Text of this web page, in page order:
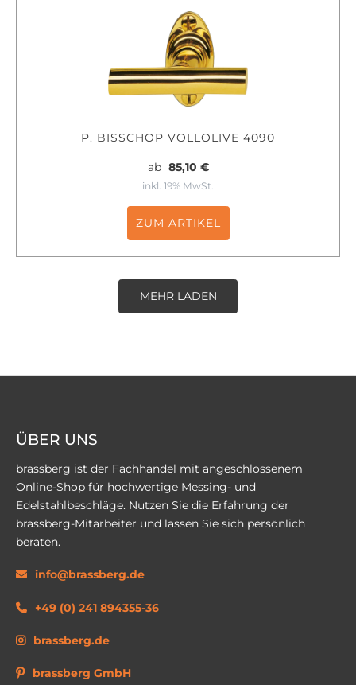
P. BISSCHOP VOLLOLIVE 4090
ab 85,10 €
inkl. 19% MwSt.
ZUM ARTIKEL
MEHR LADEN
ÜBER UNS
brassberg ist der Fachhandel mit angeschlossenem
Online-Shop für hochwertige Messing- und
Edelstahlbeschläge. Nutzen Sie die Erfahrung der
brassberg-Mitarbeiter und lassen Sie sich persönlich
beraten.
info@brassberg.de
+49 (0) 241 894355-36
brassberg.de
brassberg GmbH